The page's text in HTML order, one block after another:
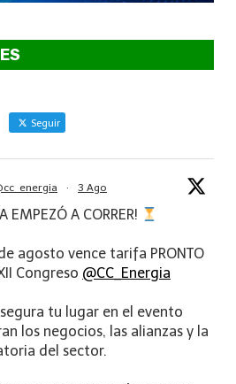
Seguir
· 3 Ago
EMPEZÓ A CORRER!
agosto vence tarifa PRONTO
Congreso @CC_Energia
tu lugar en el evento
los negocios, las alianzas y la
del sector.